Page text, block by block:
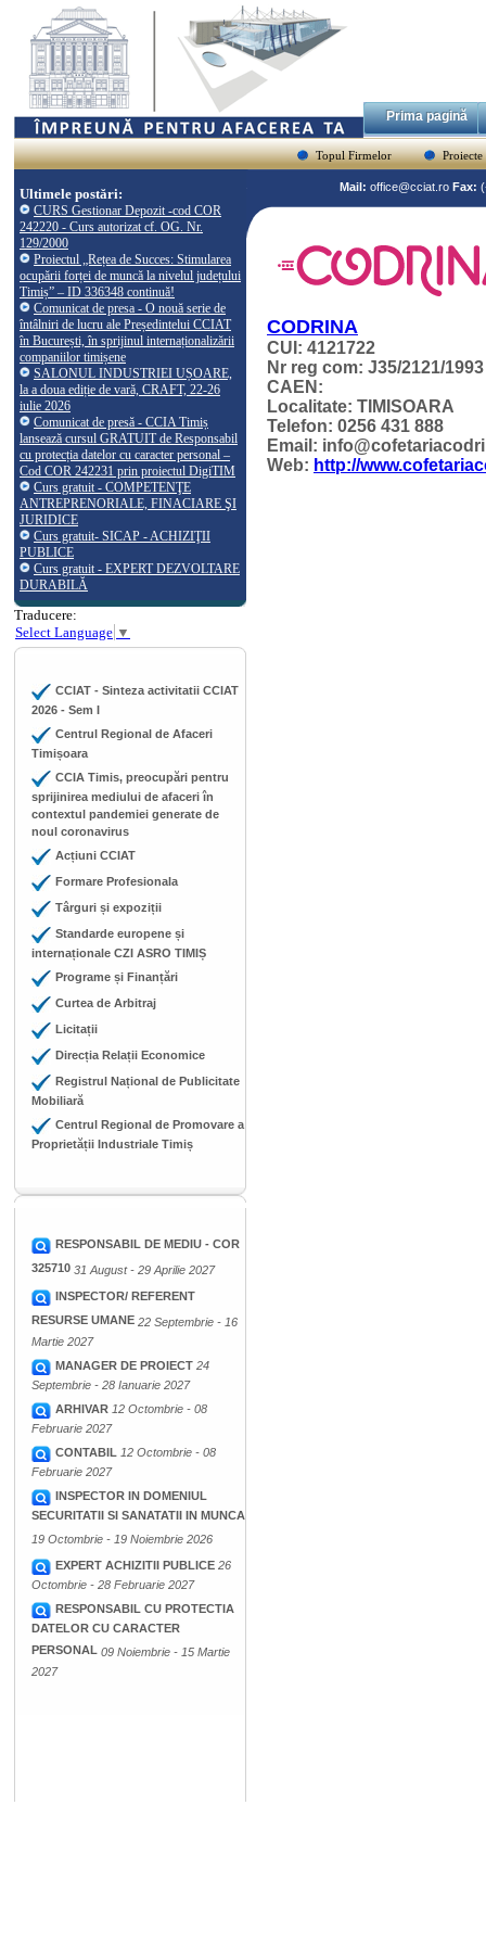
Prima pagină
Topul Firmelor Proiecte
Ultimele postări:
CURS Gestionar Depozit -cod COR
242220 - Curs autorizat cf. OG. Nr.
129/2000
Proiectul „Rețea de Succes: Stimularea
ocupării forței de muncă la nivelul județului
Timiș” – ID 336348 continuă!
Comunicat de presa - O nouă serie de
întâlniri de lucru ale Președintelui CCIAT
în București, în sprijinul internaționalizării
companiilor timișene
SALONUL INDUSTRIEI UȘOARE,
la a doua ediție de vară, CRAFT, 22-26
iulie 2026
Comunicat de presă - CCIA Timiș
lansează cursul GRATUIT de Responsabil
cu protecția datelor cu caracter personal –
Cod COR 242231 prin proiectul DigiTIM
Curs gratuit - COMPETENŢE
ANTREPRENORIALE, FINACIARE ŞI
JURIDICE
Curs gratuit- SICAP - ACHIZIŢII
PUBLICE
Curs gratuit - EXPERT DEZVOLTARE
DURABILĂ
Traducere:
Select Language ▼
CCIAT - Sinteza activitatii CCIAT
2026 - Sem I
Centrul Regional de Afaceri
Timișoara
CCIA Timis, preocupări pentru
sprijinirea mediului de afaceri în
contextul pandemiei generate de
noul coronavirus
Acțiuni CCIAT
Formare Profesionala
Târguri și expoziții
Standarde europene și
internaționale CZI ASRO TIMIȘ
Programe și Finanțări
Curtea de Arbitraj
Licitații
Direcția Relații Economice
Registrul Național de Publicitate
Mobiliară
Centrul Regional de Promovare a
Proprietății Industriale Timiș
RESPONSABIL DE MEDIU - COR
325710 31 August - 29 Aprilie 2027
INSPECTOR/ REFERENT
RESURSE UMANE 22 Septembrie - 16
Martie 2027
MANAGER DE PROIECT 24
Septembrie - 28 Ianuarie 2027
ARHIVAR 12 Octombrie - 08
Februarie 2027
CONTABIL 12 Octombrie - 08
Februarie 2027
INSPECTOR IN DOMENIUL
SECURITATII SI SANATATII IN MUNCA
19 Octombrie - 19 Noiembrie 2026
EXPERT ACHIZITII PUBLICE 26
Octombrie - 28 Februarie 2027
RESPONSABIL CU PROTECTIA
DATELOR CU CARACTER
PERSONAL 09 Noiembrie - 15 Martie
2027
Mail: office@cciat.ro Fax:
CODRINA
CUI: 4121722
Nr reg com: J35/2121/1993
CAEN:
Localitate: TIMISOARA
Telefon: 0256 431 888
Email:
Web: http://